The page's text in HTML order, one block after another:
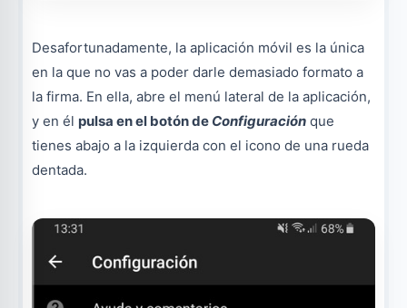
Desafortunadamente, la aplicación móvil es la única
en la que no vas a poder darle demasiado formato a
la firma. En ella, abre el menú lateral de la aplicación,
y en él pulsa en el botón de Configuración que
tienes abajo a la izquierda con el icono de una rueda
dentada.